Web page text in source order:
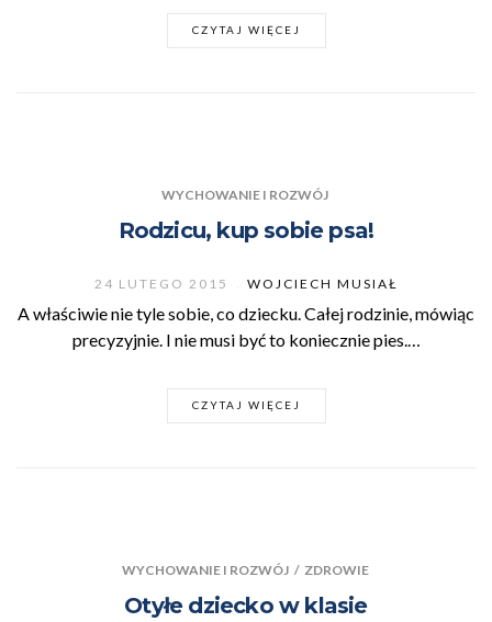
CZYTAJ WIĘCEJ
WYCHOWANIE I ROZWÓJ
Rodzicu, kup sobie psa!
24 LUTEGO 2015 WOJCIECH MUSIAŁ
A właściwie nie tyle sobie, co dziecku. Całej rodzinie, mówiąc
precyzyjnie. I nie musi być to koniecznie pies.…
CZYTAJ WIĘCEJ
WYCHOWANIE I ROZWÓJ / ZDROWIE
Otyłe dziecko w klasie